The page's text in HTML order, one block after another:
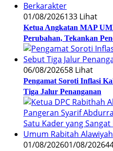
01/08/2026133 Lihat
Ketua Angkatan MAP
Perubahan, Tekankan
06/08/202658 Lihat
Pengamat Soroti Inflasi
Tiga Jalur Penanganan
01/08/202601/08/2026